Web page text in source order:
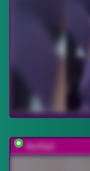
Aurika1